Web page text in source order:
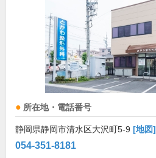
所在地・電話番号
静岡県静岡市清水区大沢町5-9 [地図]
054-351-8181